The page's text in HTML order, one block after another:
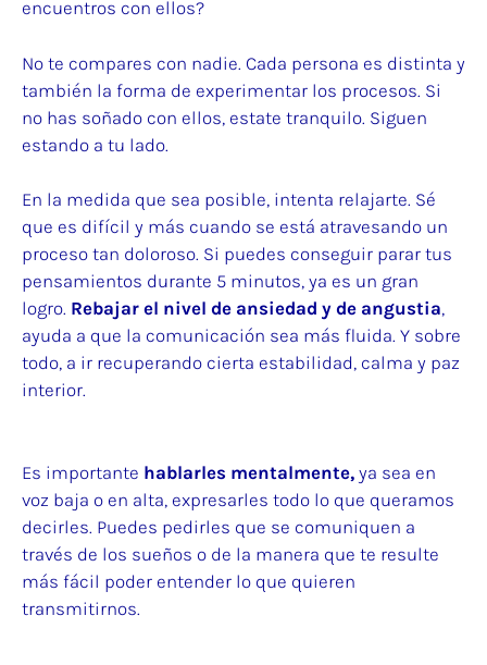
encuentros con ellos?
No te compares con nadie. Cada persona es distinta y
también la forma de experimentar los procesos. Si
no has soñado con ellos, estate tranquilo. Siguen
estando a tu lado.
En la medida que sea posible, intenta relajarte. Sé
que es difícil y más cuando se está atravesando un
proceso tan doloroso. Si puedes conseguir parar tus
pensamientos durante 5 minutos, ya es un gran
logro. Rebajar el nivel de ansiedad y de angustia,
ayuda a que la comunicación sea más fluida. Y sobre
todo, a ir recuperando cierta estabilidad, calma y paz
interior.
Es importante hablarles mentalmente, ya sea en
voz baja o en alta, expresarles todo lo que queramos
decirles. Puedes pedirles que se comuniquen a
través de los sueños o de la manera que te resulte
más fácil poder entender lo que quieren
transmitirnos.